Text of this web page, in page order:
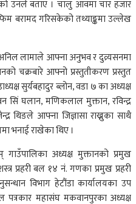
उनले बताए । चालु आवमा चार हजार
बरामद गरिसकेको तथ्याङ्कमा उल्लेख
लामाले आफ्ना अनुभव र दुव्र्यसनमा
चक्रबारे आफ्नो प्रस्तुतीकरण प्रस्तुत
सुर्यबहादुर ब्लोन, वडा ७ का अध्यक्ष
सिं घलान, मणिकलाल मुक्तान, रविन्द्र
थिङले आफ्ना जिज्ञासा राख्नुका साथै
भनाई राखेका थिए ।
गाउँपालिका अध्यक्ष मुक्तानको प्रमुख
प्रहरी बल १४ नं. गणका प्रमुख प्रहरी
विभाग हेटौंडा कार्यालयका उप
पत्रकार महासंघ मकवानपुरका अध्यक्ष